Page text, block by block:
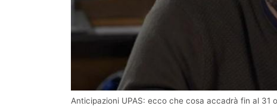
Anticipazioni UPAS: ecco che cosa accadrà fin al 31